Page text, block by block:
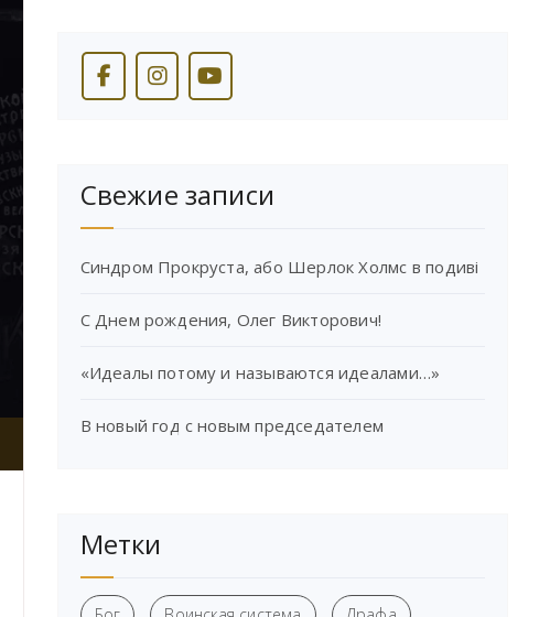
Свежие записи
Синдром Прокруста, або Шерлок Холмс в подиві
С Днем рождения, Олег Викторович!
«Идеалы потому и называются идеалами…»
В новый год с новым председателем
Метки